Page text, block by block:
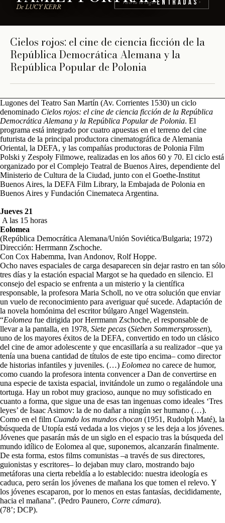
De LUCY KERR
reserva tu lugarEntradas ›
AGENDA - DEL 21 AL 26 DE MAYO -
SALA LUGONES
Cielos rojos: el cine de ciencia ficción de la
República Democrática Alemana y la
República Popular de Polonia
Lugones del Teatro San Martín (Av. Corrientes 1530) un ciclo
denominado Cielos rojos: el cine de ciencia ficción de la República
Democrática Alemana y la República Popular de Polonia. El
programa está integrado por cuatro apuestas en el terreno del cine
futurista de la principal productora cinematográfica de Alemania
Oriental, la DEFA, y las compañías productoras de Polonia Film
Polski y Zespoły Filmowe, realizadas en los años 60 y 70. El ciclo está
organizado por el Complejo Teatral de Buenos Aires, dependiente del
Ministerio de Cultura de la Ciudad, junto con el Goethe-Institut
Buenos Aires, la DEFA Film Library, la Embajada de Polonia en
Buenos Aires y Fundación Cinemateca Argentina.
Jueves 21
A las 15 horas
Eolomea
(República Democrática Alemana/Unión Soviética/Bulgaria; 1972)
Dirección: Herrmann Zschoche.
Con Cox Habemma, Ivan Andonov, Rolf Hoppe.
Ocho naves espaciales de carga desaparecen sin dejar rastro en tan sólo
tres días y la estación espacial Margot se ha quedado en silencio. El
consejo del espacio se enfrenta a un misterio y la científica
responsable, la profesora Maria Scholl, no ve otra solución que enviar
un vuelo de reconocimiento para averiguar qué sucede. Adaptación de
la novela homónima del escritor búlgaro Angel Wagenstein.
“Eolomea fue dirigida por Herrmann Zschoche, el responsable de
llevar a la pantalla, en 1978, Siete pecas (Sieben Sommersprossen),
uno de los mayores éxitos de la DEFA, convertido en todo un clásico
del cine de amor adolescente y que encasillaría a su realizador –que ya
tenía una buena cantidad de títulos de este tipo encima– como director
de historias infantiles y juveniles. (…) Eolomea no carece de humor,
como cuando la profesora intenta convencer a Dan de convertirse en
una especie de taxista espacial, invitándole un zumo o regalándole una
tortuga. Hay un robot muy gracioso, aunque no muy sofisticado en
cuanto a forma, que sigue una de esas tan ingenuas como ideales ‘Tres
leyes’ de Isaac Asimov: la de no dañar a ningún ser humano (…).
Como en el film Cuando los mundos chocan (1951, Rudolph Maté), la
búsqueda de Utopía está vedada a los viejos y se les deja a los jóvenes.
Jóvenes que pasarán más de un siglo en el espacio tras la búsqueda del
mundo idílico de Eolomea al que, suponemos, alcanzarán finalmente.
De esta forma, estos films comunistas –a través de sus directores,
guionistas y escritores– lo dejaban muy claro, mostrando bajo
metáforas una cierta rebeldía a lo establecido: nuestra ideología es
caduca, pero serán los jóvenes de mañana los que tomen el relevo. Y
los jóvenes escaparon, por lo menos en estas fantasías, decididamente,
hacia el mañana”. (Pedro Paunero, Corre cámara).
(78’; DCP).